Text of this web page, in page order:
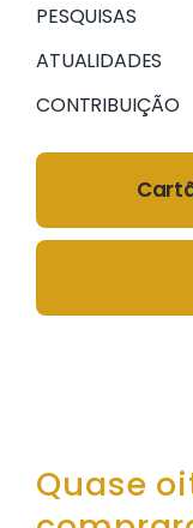
PESQUISAS
ATUALIDADES
CONTRIBUIÇÃO
Quase